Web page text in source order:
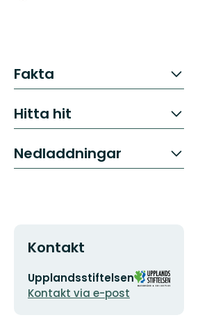
Fakta
Hitta hit
Nedladdningar
Kontakt
E-
postadress
Upplandsstiftelsen
Kontakt via e-post
Organisationens
logotyp